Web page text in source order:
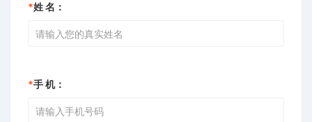
*姓 名：
*手 机：